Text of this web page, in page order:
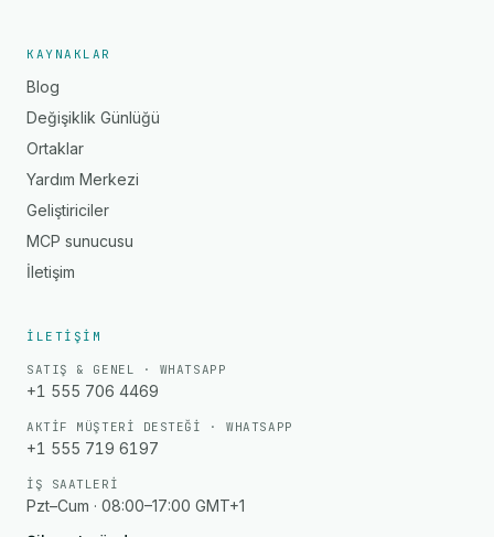
KAYNAKLAR
Blog
Değişiklik Günlüğü
Ortaklar
Yardım Merkezi
Geliştiriciler
MCP sunucusu
İletişim
İLETIŞIM
SATIŞ & GENEL · WHATSAPP
+1 555 706 4469
AKTIF MÜŞTERI DESTEĞI · WHATSAPP
+1 555 719 6197
İŞ SAATLERI
Pzt–Cum · 08:00–17:00 GMT+1